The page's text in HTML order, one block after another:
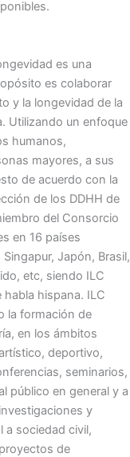
es una
es colaborar
y la longevidad de la
Utilizando un enfoque
humanos,
mayores, a sus
de acuerdo con la
de los DDHH de
del Consorcio
en 16 países
Japón, Brasil,
etc, siendo ILC
habla hispana. ILC
la formación de
en los ámbitos
deportivo,
seminarios,
público en general y a
y
a sociedad civil,
de